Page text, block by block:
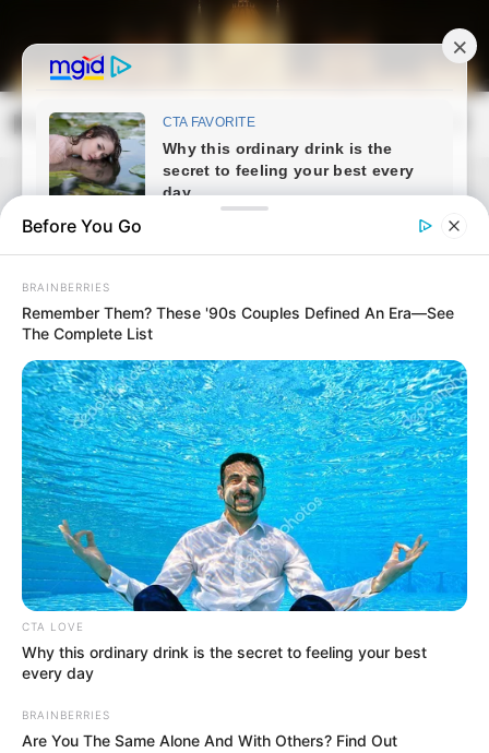
content
Magyarország Kincsei
Before You Go
BRAINBERRIES
Remember Them? These '90s Couples Defined An Era—See
The Complete List
CTA LOVE
Why this ordinary drink is the secret to feeling your best
every day
BRAINBERRIES
Are You The Same Alone And With Others? Find Out